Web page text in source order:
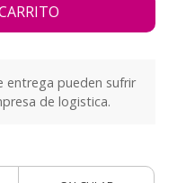
entrega pueden sufrir
de logistica.